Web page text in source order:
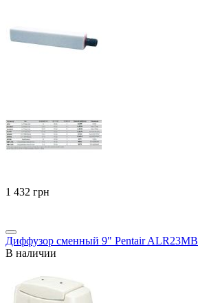
‍1 432‍ грн
Диффузор сменный 9" Pentair ALR23MB
В наличии